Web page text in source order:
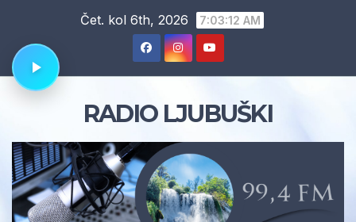
content
Čet. kol 6th, 2026 7:03:13 AM
RADIO LJUBUŠKI